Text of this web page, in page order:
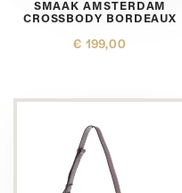
SMAAK AMSTERDAM
CROSSBODY BORDEAUX
€ 199,00